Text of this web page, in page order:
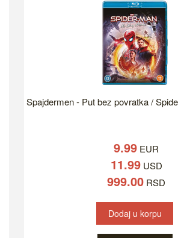
Spajdermen - Put bez povratka /
9.99 EUR
11.99USD
999.00 RSD
Dodaj u korpu